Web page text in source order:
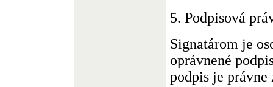
5. Podpisová
Signatárom je
oprávnené
podpis je